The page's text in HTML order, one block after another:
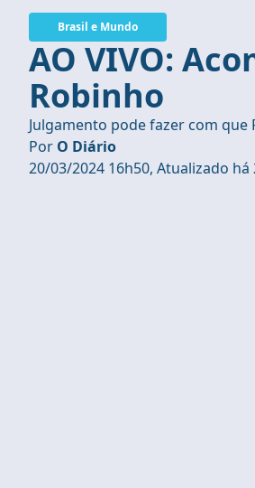
Brasil e Mundo
AO VIVO:
Robinho
Julgamento pode fazer com
Por O Diário
20/03/2024 16h50, Atualizado há